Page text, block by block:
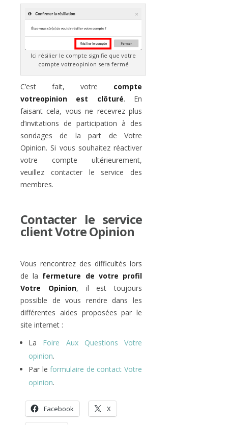
Ici résilier le compte signifie que votre
compte votreopinion sera fermé
C’est fait, votre compte
votreopinion est clôturé. En
faisant cela, vous ne recevrez plus
d’invitations de participation à des
sondages de la part de Votre
Opinion. Si vous souhaitez réactiver
votre compte ultérieurement,
veuillez contacter le service des
membres.
Contacter le service
client Votre Opinion
Vous rencontrez des difficultés lors
de la fermeture de votre profil
Votre Opinion, il est toujours
possible de vous rendre dans les
différentes aides proposées par le
site internet :
La Foire Aux Questions Votre
opinion.
Par leformulaire de contact Votre
opinion.
Facebook X